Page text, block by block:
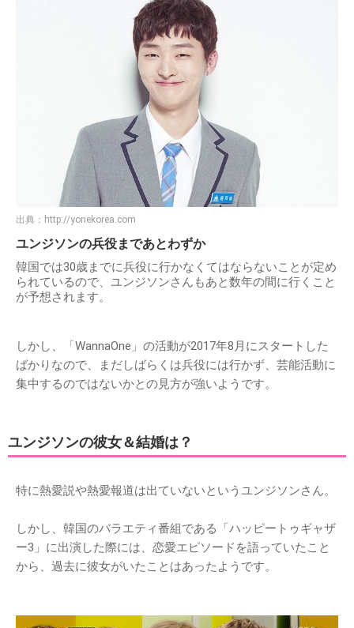
出典： http://yonekorea.com
ユンジソンの兵役まであとわずか
韓国では30歳までに兵役に行かなくてはならないことが定め
られているので、ユンジソンさんもあと数年の間に行くこと
が予想されます。
しかし、「WannaOne」の活動が2017年8月にスタートした
ばかりなので、まだしばらくは兵役には行かず、芸能活動に
集中するのではないかとの見方が強いようです。
ユンジソンの彼女＆結婚は？
特に熱愛説や熱愛報道は出ていないというユンジソンさん。
しかし、韓国のバラエティ番組である「ハッピートゥギャザ
ー3」に出演した際には、恋愛エピソードを語っていたこと
から、過去に彼女がいたことはあったようです。